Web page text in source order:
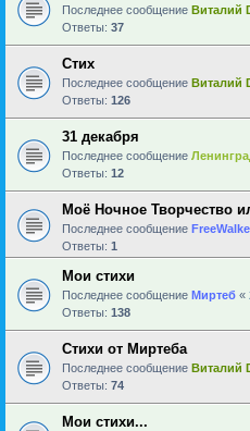
Последнее сообщение Виталий
Ответы: 37
Стих
Последнее сообщение Виталий
Ответы: 126
31 декабря
Последнее сообщение
Ответы: 12
Моё Ночное Творчество
Последнее сообщение
Ответы: 1
Мои стихи
Последнее сообщение Миртеб «
Ответы: 138
Стихи от Миртеба
Последнее сообщение Виталий
Ответы: 74
Мои стихи...